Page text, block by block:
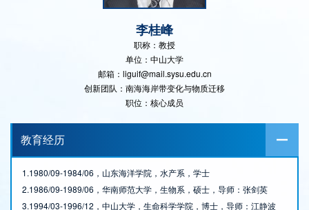
李桂峰
职称：教授
单位：中山大学
邮箱：liguif@mail.sysu.edu.cn
创新团队：南海海岸带变化与物质迁移
职位：核心成员
教育经历
1.1980/09-1984/06，山东海洋学院，水产系，学士
2.1986/09-1989/06，华南师范大学，生物系，硕士，导师：张剑英
3.1994/03-1996/12，中山大学，生命科学学院，博士，导师：江静波